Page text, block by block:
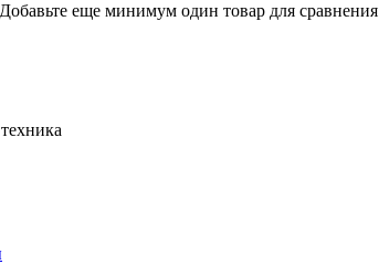
Добавьте еще минимум один товар для сравнения